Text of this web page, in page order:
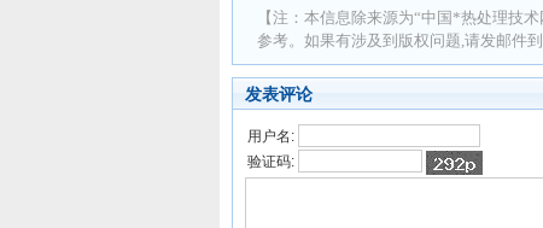
【注：本信息除来源为“中国*热处理技
参考。如果有涉及到版权问题,请发邮件
发表评论
用户名:
验证码: